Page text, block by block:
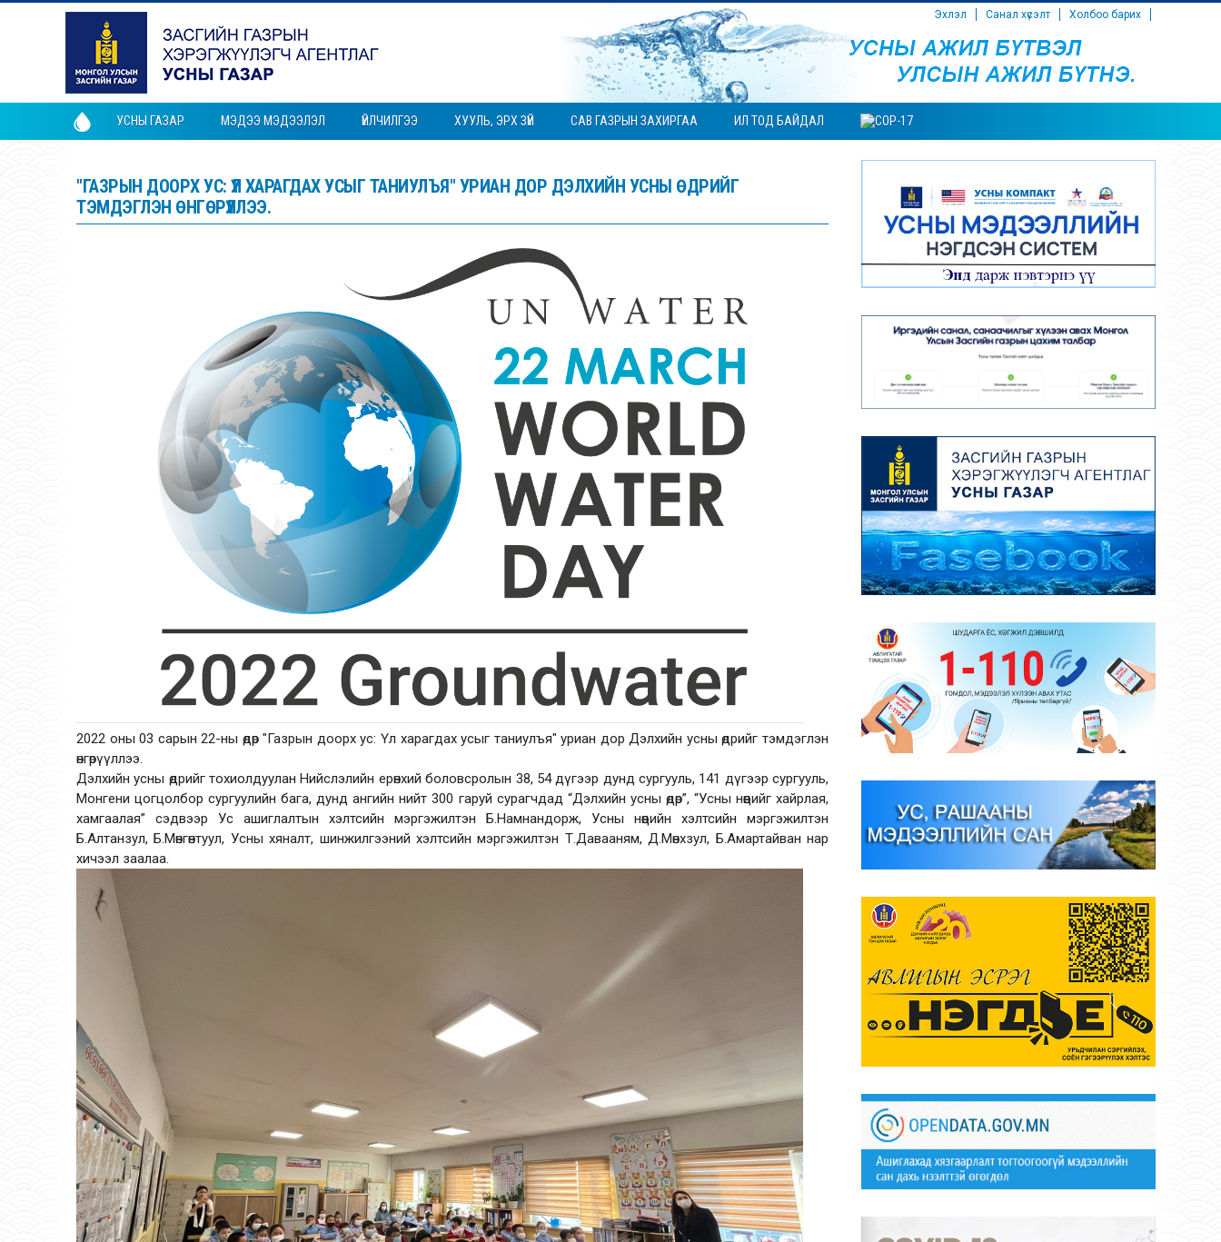
Эхлэл Санал хүсэлт Холбоо барих
УСНЫ ГАЗАР МЭДЭЭ МЭДЭЭЛЭЛ ҮЙЛЧИЛГЭЭ ХУУЛЬ, ЭРХ ЗҮЙ САВ ГАЗРЫН ЗАХИРГАА ИЛ ТОД БАЙДАЛ
"ГАЗРЫН ДООРХ УС: ҮЛ ХАРАГДАХ УСЫГ ТАНИУЛЪЯ" УРИАН ДОР ДЭЛХИЙН УСНЫ ӨДРИЙГ
ТЭМДЭГЛЭН ӨНГӨРҮҮЛЛЭЭ.
2022 оны 03 сарын 22-ны өдөр "Газрын доорх ус: Үл харагдах усыг таниулъя" уриан дор Дэлхийн усны өдрийг тэмдэглэн
өнгөрүүллээ.
Дэлхийн усны өдрийг тохиолдуулан Нийслэлийн ерөнхий боловсролын 38, 54 дүгээр дунд сургууль, 141 дүгээр сургууль,
Монгени цогцолбор сургуулийн бага, дунд ангийн нийт 300 гаруй сурагчдад “Дэлхийн усны өдөр”, “Усны нөөцийг хайрлая,
хамгаалая” сэдвээр Ус ашиглалтын хэлтсийн мэргэжилтэн Б.Намнандорж, Усны нөөцийн хэлтсийн мэргэжилтэн
Б.Алтанзул, Б.Мөнгөнтуул, Усны хяналт, шинжилгээний хэлтсийн мэргэжилтэн Т.Давааням, Д.Мөнхзул, Б.Амартайван нар
хичээл заалаа.